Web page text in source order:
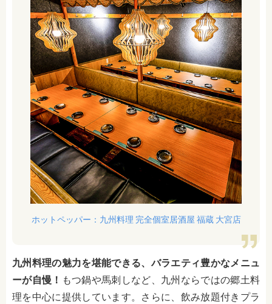
ホットペッパー：九州料理 完全個室居酒屋 福蔵 大宮店
九州料理の魅力を堪能できる、バラエティ豊かなメニュ
ーが自慢！ もつ鍋や馬刺しなど、九州ならではの郷土料
理を中心に提供しています。さらに、飲み放題付きプラ